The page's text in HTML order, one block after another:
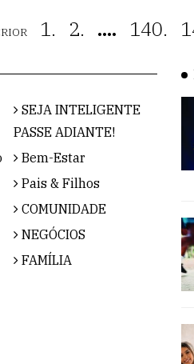
1. 2. .... 140.
SEJA INTELIGENTE
PASSE ADIANTE!
Bem-Estar
Pais & Filhos
COMUNIDADE
NEGÓCIOS
FAMÍLIA